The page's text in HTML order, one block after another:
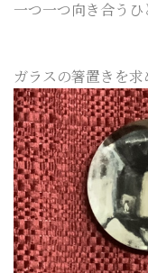
一つ一つ向き合うひ
ガラスの箸置きを